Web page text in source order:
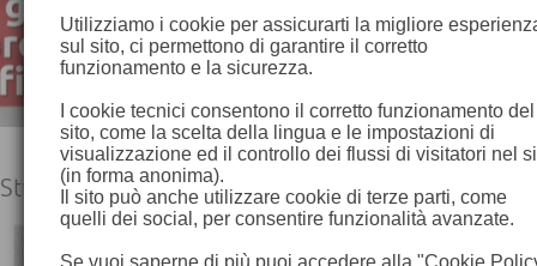
Strumenti Usati
Utilizziamo i cookie per assicurarti la migliore
sul sito, ci permettono di garantire il corretto
funzionamento e la sicurezza.
I cookie tecnici consentono il corretto funzionamento del
sito, come la scelta della lingua e le impostazioni di
visualizzazione ed il controllo dei flussi di visitatori nel
(in forma anonima).
Il sito può anche utilizzare cookie di terze parti, come
quelli dei social, per consentire funzionalità avanzate.
Se vuoi saperne di più puoi accedere alla "Cookie